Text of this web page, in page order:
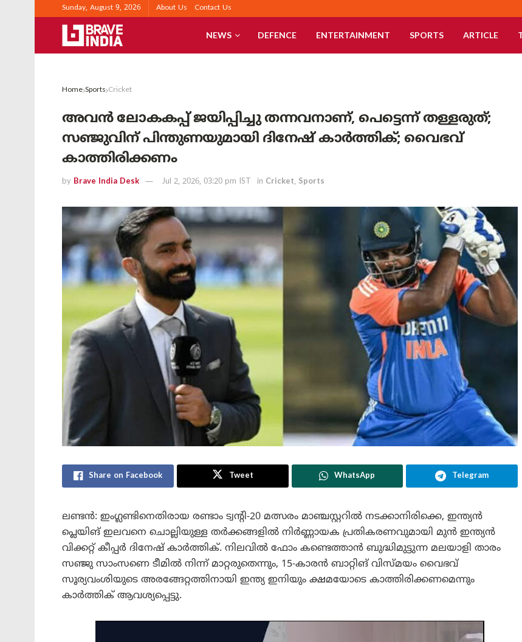
Sunday, August 9, 2026 About Us Contact Us
NEWS DEFENCE ENTERTAINMENT SPORTS ARTICLE
Home Sports Cricket
അവൻ ലോകകപ്പ് ജയിപ്പിച്ചു തന്നവനാണ്, പെട്ടെന്ന് തള്ളരുത്;
സഞ്ജുവിന് പിന്തുണയുമായി ദിനേഷ് കാർത്തിക്; വൈഭവ്
കാത്തിരിക്കണം
by Brave India Desk Jul 2, 2026, 03:20 pm IST in Cricket, Sports
Share on Facebook Tweet WhatsApp Telegram
ലണ്ടൻ: ഇംഗ്ലണ്ടിനെതിരായ രണ്ടാം ട്വന്റി-20 മത്സരം മാഞ്ചസ്റ്ററിൽ നടക്കാനിരിക്കെ, ഇന്ത്യൻ
പ്ലെയിങ് ഇലവനെ ചൊല്ലിയുള്ള തർക്കങ്ങളിൽ നിർണ്ണായക പ്രതികരണവുമായി മുൻ ഇന്ത്യൻ
വിക്കറ്റ് കീപ്പർ ദിനേഷ് കാർത്തിക്. നിലവിൽ ഫോം കണ്ടെത്താൻ ബുദ്ധിമുട്ടുന്ന മലയാളി താരം
സഞ്ജു സാംസണെ ടീമിൽ നിന്ന് മാറ്റരുതെന്നും, 15-കാരൻ ബാറ്റിങ് വിസ്മയം വൈഭവ്
സൂര്യവംശിയുടെ അരങ്ങേറ്റത്തിനായി ഇന്ത്യ ഇനിയും ക്ഷമയോടെ കാത്തിരിക്കണമെന്നും
കാർത്തിക് ആവശ്യപ്പെട്ടു.